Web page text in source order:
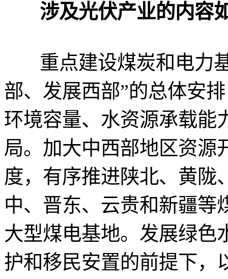
涉及光伏产业的内容
重点建设煤炭和电力基
部、发展西部”的总体安
环境容量、水资源承载能
局。加大中西部地区资源
度，有序推进陕北、黄陇
中、晋东、云贵和新疆等
大型煤电基地。发展绿色
护和移民安置的前提下，